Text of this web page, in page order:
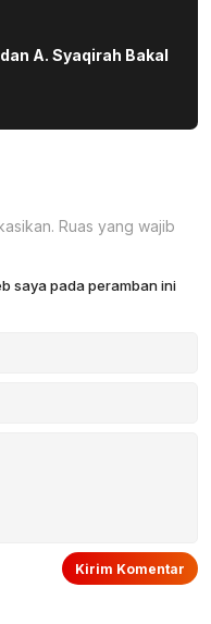
A. Syaqirah Bakal
Ruas yang wajib
saya pada peramban ini